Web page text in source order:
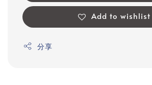
Add to wishlist
分享